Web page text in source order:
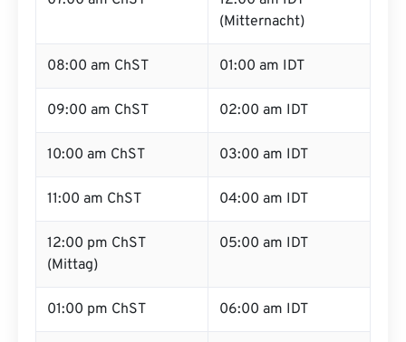
(Mitternacht)
08:00 am ChST 01:00 am IDT
09:00 am ChST 02:00 am IDT
10:00 am ChST 03:00 am IDT
11:00 am ChST 04:00 am IDT
12:00 pm ChST
(Mittag)
05:00 am IDT
01:00 pm ChST 06:00 am IDT